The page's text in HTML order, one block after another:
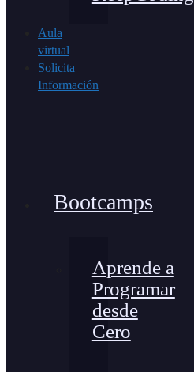
Aula
virtual
Solicita
Información
Bootcamps
Aprende a
Programar
desde
Cero